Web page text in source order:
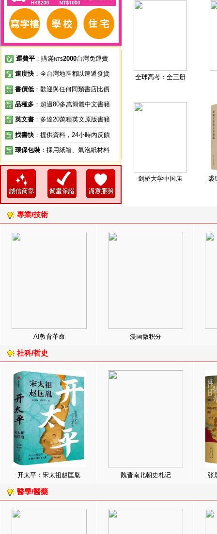
運費平 ：購滿NT$2000台灣免運費
速度快 ：全台灣地區都以速遞發貨
書價低 ：歡迎與任何同類書店比價
品種多 ：超過80多萬簡體中文書籍
英文書 ：多達20萬種英文原版書籍
找書快 ：提供資料，24小時內反饋
環保包裝 ：採用紙箱、氣泡紙材料
全球高考：全三册
剑桥大学中国庙 裘
專業/技術
AI教育革命 漫画微积分
社科/哲史
开太平：宋太祖赵匡胤 魏晋南北朝史札记 张
醫學/醫藥